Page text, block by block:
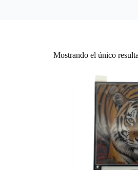
Mostrando el único